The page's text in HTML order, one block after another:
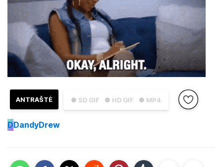
● SD GIF ● HD GIF ● MP4
ANTRAŠTĖ
DDandyDrew